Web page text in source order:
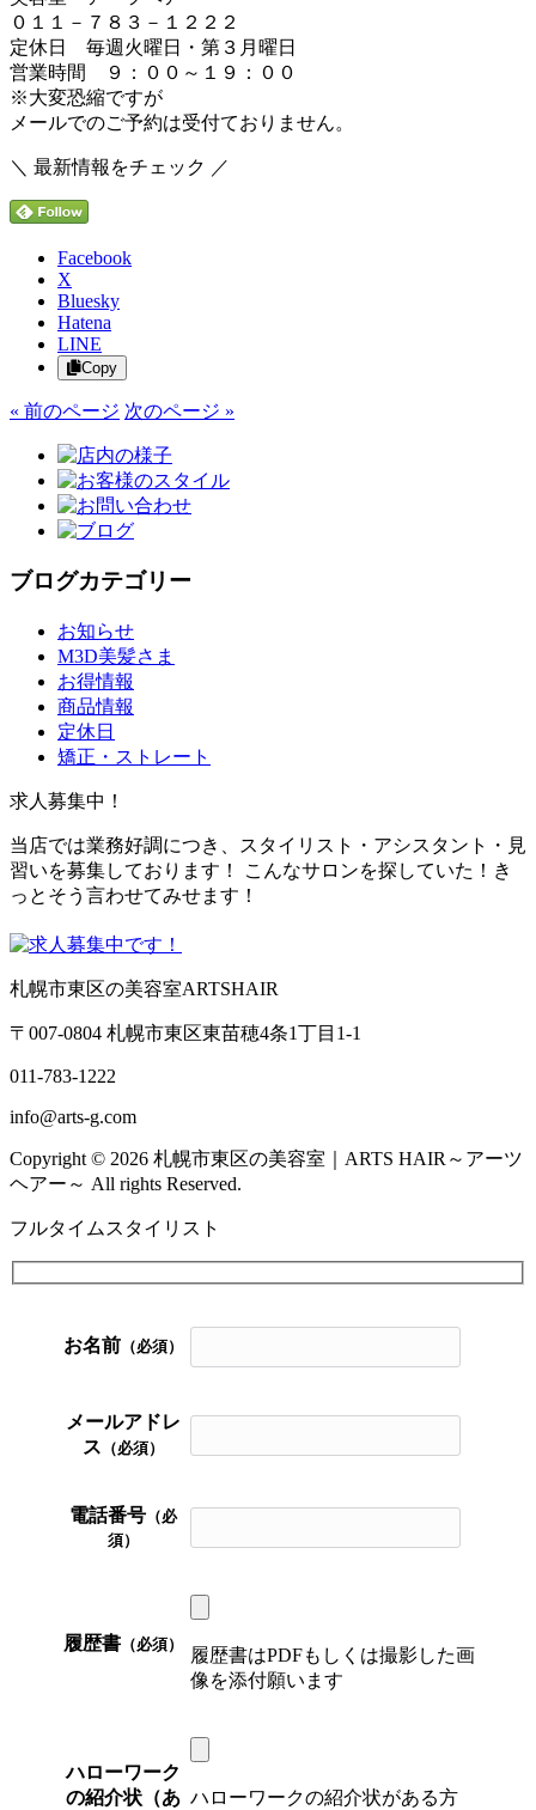
０１１－７８３－１２２２
定休日 毎週火曜日・第３月曜日
営業時間 ９：００～１９：００
※大変恐縮ですが
メールでのご予約は受付ておりません。
＼ 最新情報をチェック ／
Facebook
X
Bluesky
Hatena
LINE
Copy
« 前のページ 次のページ »
ブログカテゴリー
お知らせ
M3D美髪さま
お得情報
商品情報
定休日
矯正・ストレート
求人募集中！
当店では業務好調につき、スタイリスト・アシスタント・見
習いを募集しております！ こんなサロンを探していた！き
っとそう言わせてみせます！
札幌市東区の美容室ARTSHAIR
〒007-0804 札幌市東区東苗穂4条1丁目1-1
011-783-1222
info@arts-g.com
Copyright © 2026 札幌市東区の美容室｜ARTS HAIR～アーツ
ヘアー～ All rights Reserved.
フルタイムスタイリスト
お名前 （必須）
メールアドレ
ス （必須）
電話番号 （必
須）
履歴書 （必須）
履歴書はPDFもしくは撮影した画
像を添付願います
ハローワーク
の紹介状（あ ハローワークの紹介状がある方